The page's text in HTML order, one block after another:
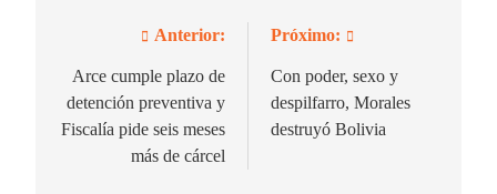
Navegación
de
entradas
Anterior:
Arce cumple plazo de
detención preventiva y
Fiscalía pide seis meses
más de cárcel
Próximo:
Con poder, sexo y
despilfarro, Morales
destruyó Bolivia